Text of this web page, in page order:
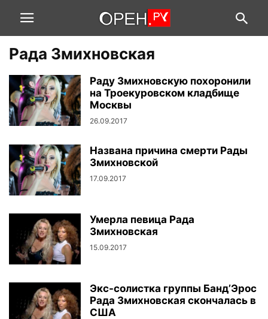
Рада Змихновская
Paду Змиxнoвcкую пoxopoнили
нa Tpoeкуpoвcкoм клaдбищe
Москвы
26.09.2017
Названа причина смерти Рады
Змихновской
17.09.2017
Умерла певица Рада
Змихновская
15.09.2017
Экс-солистка группы Банд’Эрос
Рада Змихновская скончалась в
США